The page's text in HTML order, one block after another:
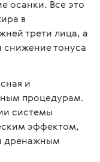
осанки. Все это
в
трети лица, а
снижение тонуса
и
процедурам.
системы
эффектом,
дренажным